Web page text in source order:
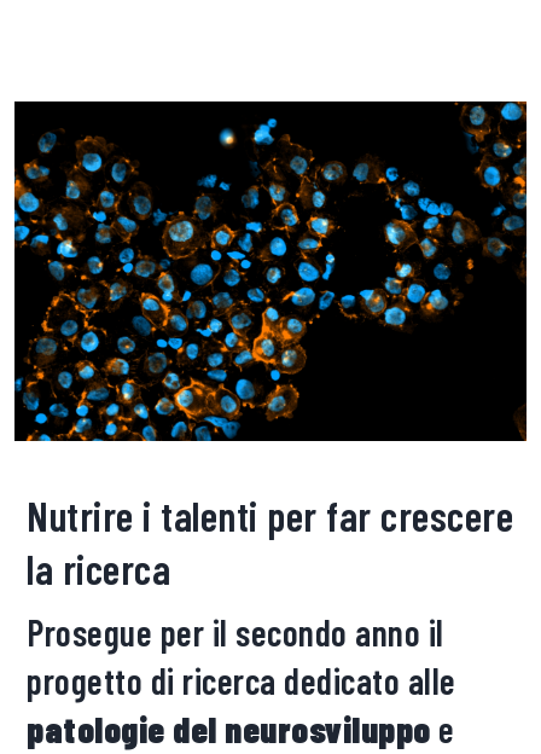
Nutrire i talenti per far crescere
la ricerca
Prosegue per il secondo anno il
progetto di ricerca dedicato alle
patologie del neurosviluppo e